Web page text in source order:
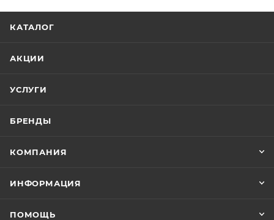
КАТАЛОГ
АКЦИИ
УСЛУГИ
БРЕНДЫ
КОМПАНИЯ
ИНФОРМАЦИЯ
ПОМОЩЬ